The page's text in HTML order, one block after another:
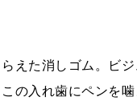
えた消しゴム。ビ
の入れ歯にペンを